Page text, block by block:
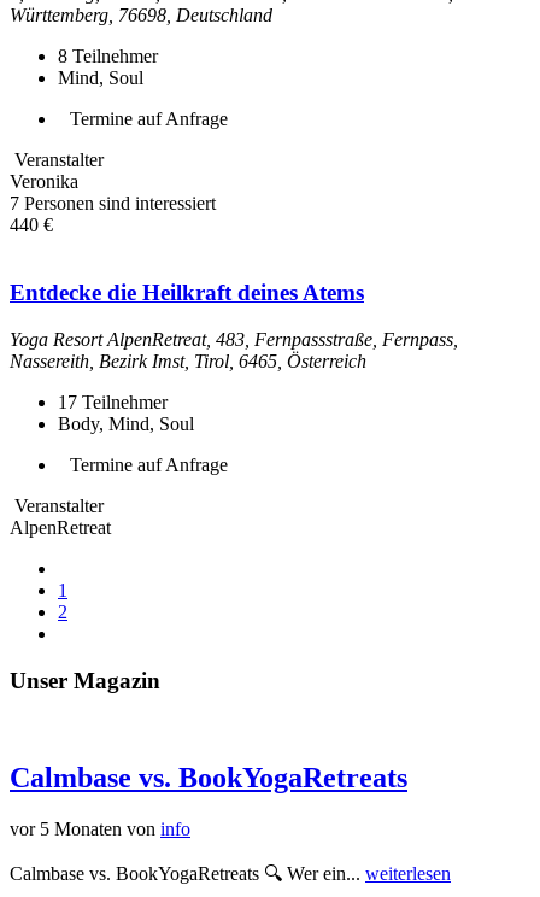
Württemberg, 76698, Deutschland
8 Teilnehmer
Mind, Soul
Termine auf Anfrage
Veranstalter
Veronika
7 Personen sind interessiert
440 €
Entdecke die Heilkraft deines Atems
Yoga Resort AlpenRetreat, 483, Fernpassstraße, Fernpass,
Nassereith, Bezirk Imst, Tirol, 6465, Österreich
17 Teilnehmer
Body, Mind, Soul
Termine auf Anfrage
Veranstalter
AlpenRetreat
1
2
Unser Magazin
Calmbase vs. BookYogaRetreats
vor 5 Monaten von info
Calmbase vs. BookYogaRetreats 🔍 Wer ein... weiterlesen